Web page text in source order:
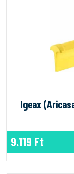
Igeax
9.119 Ft